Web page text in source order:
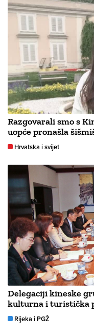
Razgovarali smo s
uopće pronašla
Hrvatska i svijet
Delegaciji kineske
kulturna i turistička
Rijeka i PGŽ